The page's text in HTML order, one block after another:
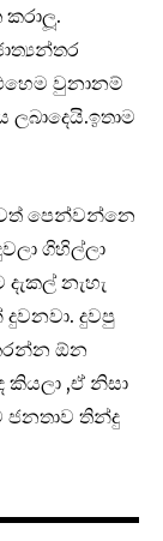
වුනානම්
පෙන්වන්නෙ
ගිහිල්ලා
නැහැ
දුවපු
ඕන
,ඒ නිසා
ජනතාව තින්දු